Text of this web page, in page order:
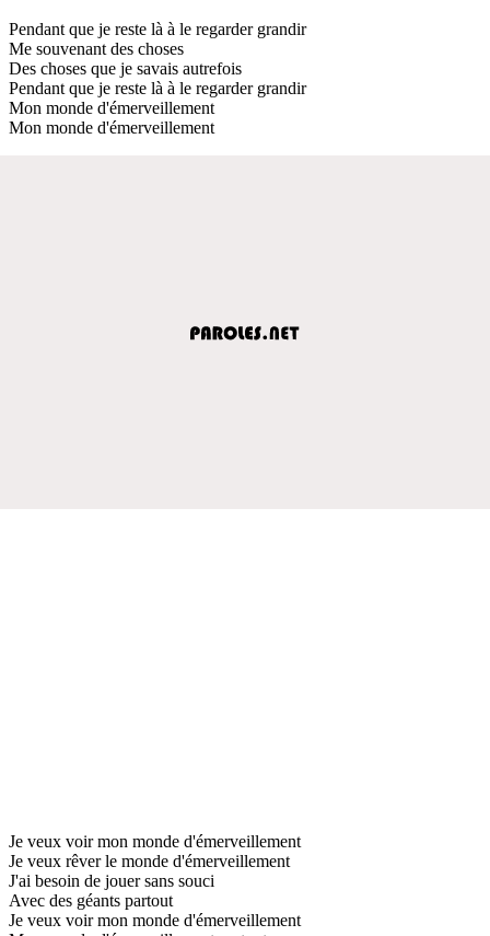
Pendant que je reste là à le regarder grandir
Me souvenant des choses
Des choses que je savais autrefois
Pendant que je reste là à le regarder grandir
Mon monde d'émerveillement
Mon monde d'émerveillement
Je veux voir mon monde d'émerveillement
Je veux rêver le monde d'émerveillement
J'ai besoin de jouer sans souci
Avec des géants partout
Je veux voir mon monde d'émerveillement